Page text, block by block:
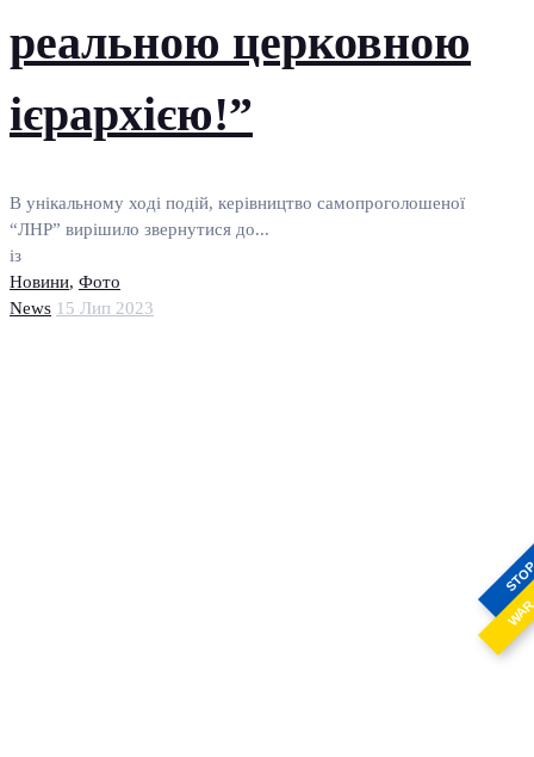
реальною церковною
ієрархією!”
В унікальному ході подій, керівництво самопроголошеної
“ЛНР” вирішило звернутися до...
із
Новини, Фото
News 15 Лип 2023